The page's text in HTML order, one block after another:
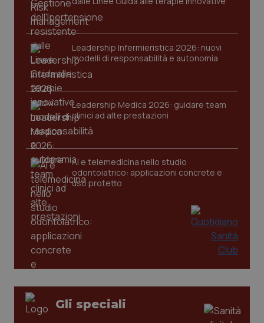
Leadership Infermieristica 2026: nuovi
modelli di responsabilità e autonomia
Leadership Medica 2026: guidare team
clinici ad alte prestazioni
AI e telemedicina nello studio
odontoiatrico: applicazioni concrete e
uso protetto
Gli speciali
Nome
Fornitore /Dominio
VISITOR_PRIVACY_METADATA
.youtube.com
CookieScriptConsent
CookieScript
www.quotidianosanita.it